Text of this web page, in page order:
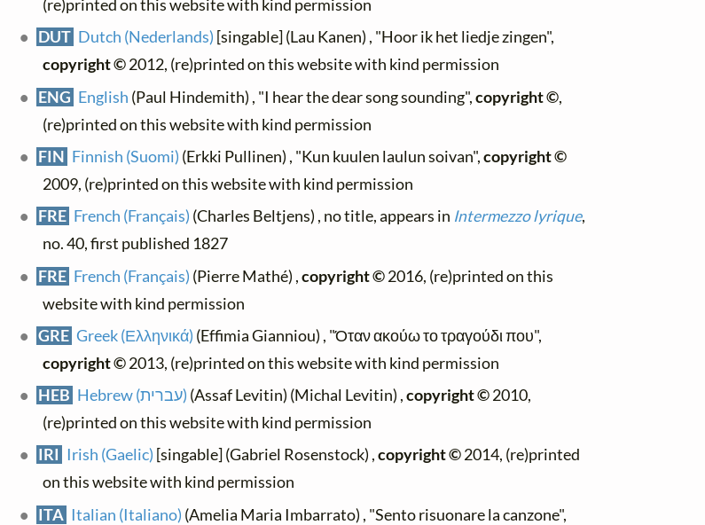
(re)printed on this website with kind permission
DUT Dutch (Nederlands) [singable] (Lau Kanen) , "Hoor ik het liedje zingen",
copyright ©2012, (re)printed on this website with kind permission
ENG English (Paul Hindemith) , "I hear the dear song sounding",copyright ©,
(re)printed on this website with kind permission
FIN Finnish (Suomi) (Erkki Pullinen) , "Kun kuulen laulun soivan",copyright ©
2009, (re)printed on this website with kind permission
FRE French (Français) (Charles Beltjens) , no title, appears in Intermezzo lyrique,
no. 40, first published 1827
FRE French (Français) (Pierre Mathé) ,copyright ©2016, (re)printed on this
website with kind permission
GRE Greek (Ελληνικά) (Effimia Gianniou) , "Όταν ακούω το τραγούδι που",
copyright ©2013, (re)printed on this website with kind permission
HEB
Hebrew (עברית) (Assaf Levitin) (Michal Levitin) ,copyright ©2010,
(re)printed on this website with kind permission
IRI Irish (Gaelic) [singable] (Gabriel Rosenstock) ,copyright ©2014, (re)printed
on this website with kind permission
ITA Italian (Italiano) (Amelia Maria Imbarrato) , "Sento risuonare la canzone",